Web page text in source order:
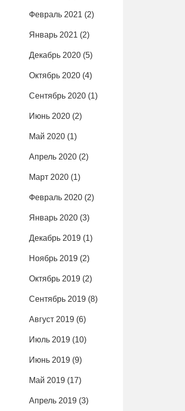
Февраль 2021 (2)
Январь 2021 (2)
Декабрь 2020 (5)
Октябрь 2020 (4)
Сентябрь 2020 (1)
Июнь 2020 (2)
Май 2020 (1)
Апрель 2020 (2)
Март 2020 (1)
Февраль 2020 (2)
Январь 2020 (3)
Декабрь 2019 (1)
Ноябрь 2019 (2)
Октябрь 2019 (2)
Сентябрь 2019 (8)
Август 2019 (6)
Июль 2019 (10)
Июнь 2019 (9)
Май 2019 (17)
Апрель 2019 (3)